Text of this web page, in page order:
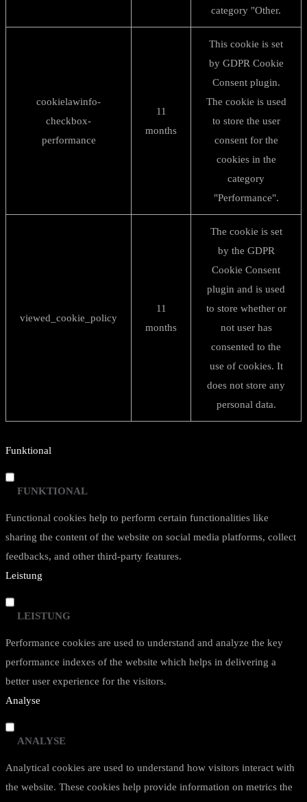
category "Other.
cookielawinfo-
checkbox-
performance
11
months
This cookie is set
by GDPR Cookie
Consent plugin.
The cookie is used
to store the user
consent for the
cookies in the
category
"Performance".
viewed_cookie_policy
11
months
The cookie is set
by the GDPR
Cookie Consent
plugin and is used
to store whether or
not user has
consented to the
use of cookies. It
does not store any
personal data.
Funktional
FUNKTIONAL
Functional cookies help to perform certain functionalities like
sharing the content of the website on social media platforms, collect
feedbacks, and other third-party features.
Leistung
LEISTUNG
Performance cookies are used to understand and analyze the key
performance indexes of the website which helps in delivering a
better user experience for the visitors.
Analyse
ANALYSE
Analytical cookies are used to understand how visitors interact with
the website. These cookies help provide information on metrics the